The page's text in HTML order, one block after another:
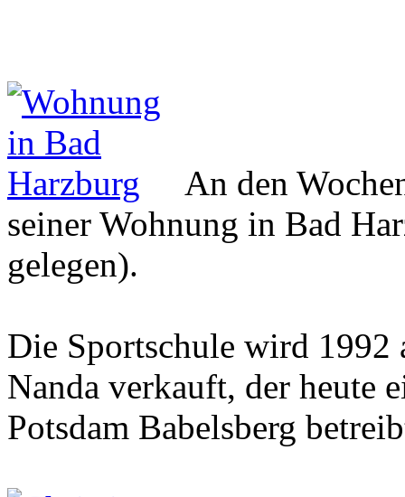
An den
seiner Wohnung in Bad
gelegen).
Die Sportschule wird 1992
Nanda verkauft, der heute
Potsdam Babelsberg